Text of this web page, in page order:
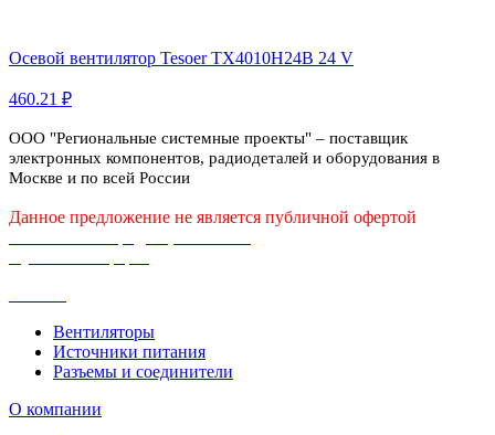
Осевой вентилятор Tesoer TX4010H24B 24 V
460.21 ₽
ООО "Региональные системные проекты" – поставщик
электронных компонентов, радиодеталей и оборудования в
Москве и по всей России
Данное предложение не является публичной офертой
Вентиляторы
Источники питания
Разъемы и соединители
О компании